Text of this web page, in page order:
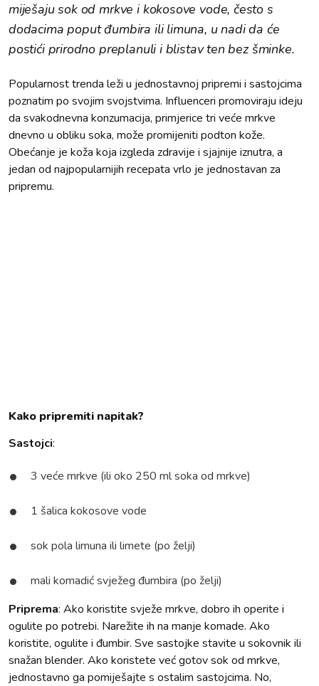
miješaju sok od mrkve i kokosove vode, često s
dodacima poput đumbira ili limuna, u nadi da će
postići prirodno preplanuli i blistav ten bez šminke.
Popularnost trenda leži u jednostavnoj pripremi i sastojcima
poznatim po svojim svojstvima. Influenceri promoviraju ideju
da svakodnevna konzumacija, primjerice tri veće mrkve
dnevno u obliku soka, može promijeniti podton kože.
Obećanje je koža koja izgleda zdravije i sjajnije iznutra, a
jedan od najpopularnijih recepata vrlo je jednostavan za
pripremu.
Kako pripremiti napitak?
Sastojci:
3 veće mrkve (ili oko 250 ml soka od mrkve)
1 šalica kokosove vode
sok pola limuna ili limete (po želji)
mali komadić svježeg đumbira (po želji)
Priprema: Ako koristite svježe mrkve, dobro ih operite i
ogulite po potrebi. Narežite ih na manje komade. Ako
koristite, ogulite i đumbir. Sve sastojke stavite u sokovnik ili
snažan blender. Ako koristete već gotov sok od mrkve,
jednostavno ga pomiješajte s ostalim sastojcima. No,